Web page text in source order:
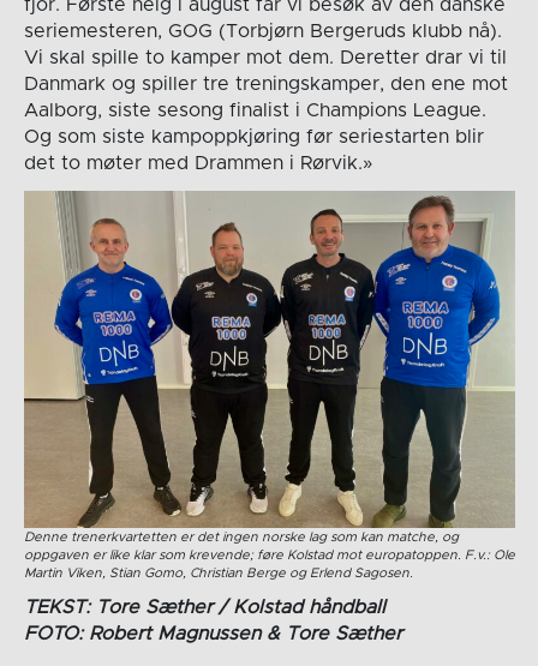
fjor. Første helg i august får vi besøk av den danske
seriemesteren, GOG (Torbjørn Bergeruds klubb nå).
Vi skal spille to kamper mot dem. Deretter drar vi til
Danmark og spiller tre treningskamper, den ene mot
Aalborg, siste sesong finalist i Champions League.
Og som siste kampoppkjøring før seriestarten blir
det to møter med Drammen i Rørvik.»
Denne trenerkvartetten er det ingen norske lag som kan matche, og
oppgaven er like klar som krevende; føre Kolstad mot europatoppen. F.v.: Ole
Martin Viken, Stian Gomo, Christian Berge og Erlend Sagosen.
TEKST: Tore Sæther / Kolstad håndball
FOTO: Robert Magnussen & Tore Sæther